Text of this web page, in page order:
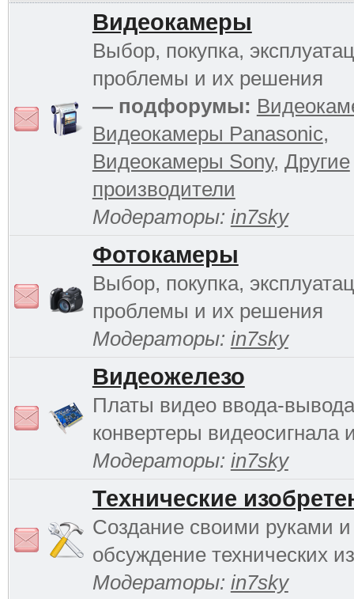
Видеокамеры
Выбор, покупка,
проблемы и их решения
— подфорумы:
Видеокамеры Panasonic,
Видеокамеры Sony, Другие
производители
Модераторы: in7sky
Фотокамеры
Выбор, покупка,
проблемы и их решения
Модераторы: in7sky
Видеожелезо
Платы видео ввода-
конвертеры видеосигнала
Модераторы: in7sky
Технические
Создание своими руками и
обсуждение технических
Модераторы: in7sky